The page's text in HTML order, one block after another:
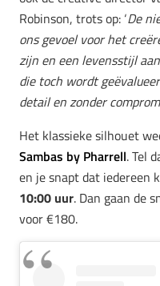
Robinson, trots op: ‘De
ons gevoel voor het
zijn en een levensstijl
die toch wordt
detail en zonder
Het klassieke silhouet
Sambas by Pharrell. Tel
en je snapt dat iedereen
10:00 uur. Dan gaan de
voor €180.